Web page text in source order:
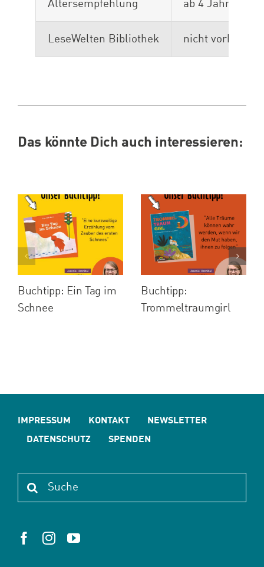
Altersempfehlung ab 4 Jahren
LeseWelten Bibliothek nicht vorhanden
Das könnte Dich auch interessieren:
Buchtipp: Ein Tag im
Schnee
Buchtipp:
Trommeltraumgirl
IMPRESSUM KONTAKT
NEWSLETTER
DATENSCHUTZ
SPENDEN
Suche